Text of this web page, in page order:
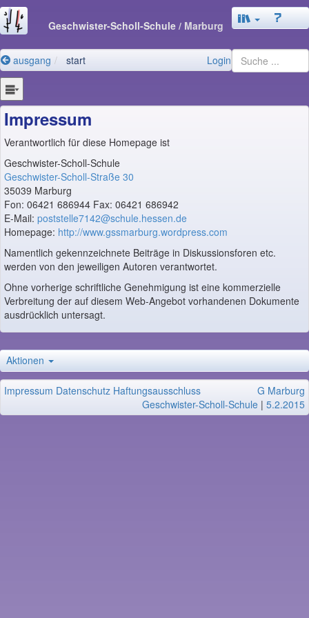
Geschwister-Scholl-Schule / Marburg
ausgang start Login
Impressum
Verantwortlich für diese Homepage ist
Geschwister-Scholl-Schule
Geschwister-Scholl-Straße 30
35039 Marburg
Fon: 06421 686944 Fax: 06421 686942
E-Mail: poststelle7142@schule.hessen.de
Homepage: http://www.gssmarburg.wordpress.com
Namentlich gekennzeichnete Beiträge in Diskussionsforen etc.
werden von den jeweiligen Autoren verantwortet.
Ohne vorherige schriftliche Genehmigung ist eine kommerzielle
Verbreitung der auf diesem Web-Angebot vorhandenen Dokumente
ausdrücklich untersagt.
Aktionen
Impressum Datenschutz Haftungsausschluss
G Marburg
Geschwister-Scholl-Schule | 5.2.2015